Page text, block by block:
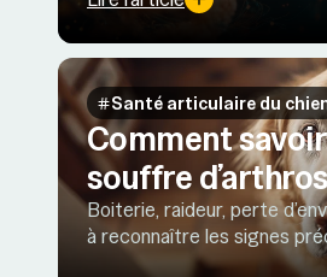
Santé articulaire du
Comment
souffre
Boiterie, raideur, perte
à reconnaître les signes
chez le chien et à réagir